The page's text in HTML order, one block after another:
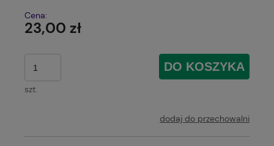
Cena:
23,00 zł
szt.
DO KOSZYKA
dodaj do przechowalni